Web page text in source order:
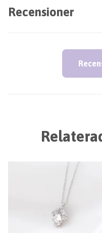
Recensioner